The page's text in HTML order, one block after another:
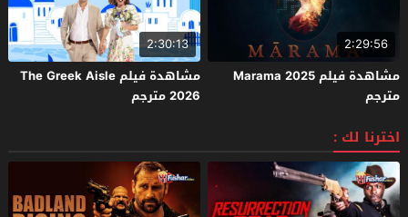
2:29:56
مشاهدة فيلم Marama 2025
مترجم
2:30:13
مشاهدة فيلم The Greek Aisle
2026 مترجم
اخترنا لك :